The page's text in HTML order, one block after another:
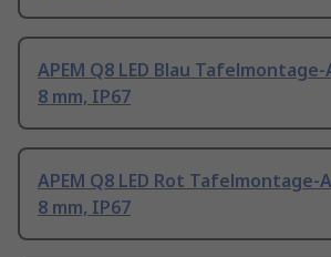
APEM Q8 LED Blau
8 mm, IP67
APEM Q8 LED Rot Tafelmontage-
8 mm, IP67